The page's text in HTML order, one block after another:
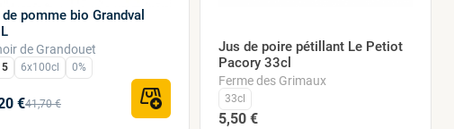
pomme bio Grandval
de Grandouet
5 6x100cl 0%
€41,70 €
Jus de poire pétillant Le Petiot
Pacory 33cl
Ferme des Grimaux
33cl
5,50 €